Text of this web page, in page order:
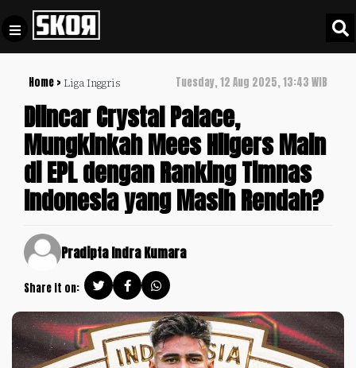
Home > Liga Inggris Tuesday, 12 Aug 2025, 13:43 WIB
Diincar Crystal Palace,
Mungkinkah Mees Hilgers Main
di EPL dengan Ranking Timnas
Indonesia yang Masih Rendah?
Pradipta Indra Kumara
Share it on:
Football +
Culture +
Sports
Update
+
Timnas
Indonesia
SPECIAL
Video
Policy
Pedoman
Pemberitaan
Media
Siber
Disclaimer
Tentang
Kami